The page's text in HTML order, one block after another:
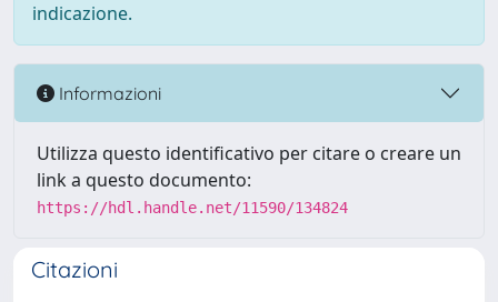
indicazione.
Informazioni
Utilizza questo identificativo per citare o creare un
link a questo documento:
https://hdl.handle.net/11590/134824
Citazioni